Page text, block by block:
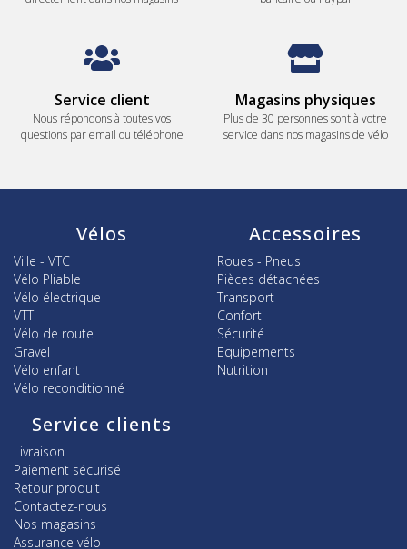
Service client
Nous répondons à toutes vos
questions par email ou téléphone
Magasins physiques
Plus de 30 personnes sont à votre
service dans nos magasins de vélo
Vélos
Ville - VTC
Vélo Pliable
Vélo électrique
VTT
Vélo de route
Gravel
Vélo enfant
Vélo reconditionné
Accessoires
Roues - Pneus
Pièces détachées
Transport
Confort
Sécurité
Equipements
Nutrition
Service clients
Livraison
Paiement sécurisé
Retour produit
Contactez-nous
Nos magasins
Assurance vélo